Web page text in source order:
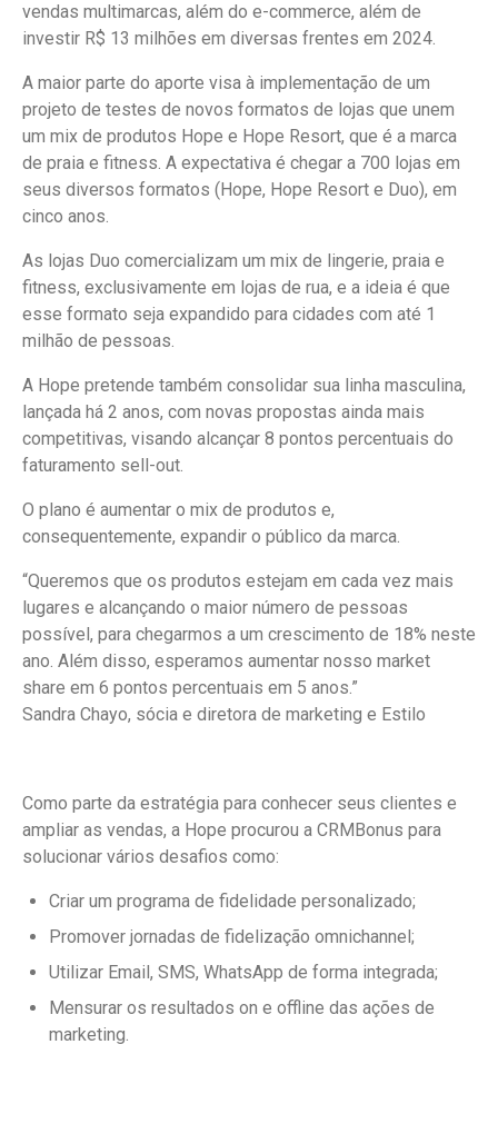
vendas multimarcas, além do e-commerce, além de
investir R$ 13 milhões em diversas frentes em 2024.
A maior parte do aporte visa à implementação de um
projeto de testes de novos formatos de lojas que unem
um mix de produtos Hope e Hope Resort, que é a marca
de praia e fitness. A expectativa é chegar a 700 lojas em
seus diversos formatos (Hope, Hope Resort e Duo), em
cinco anos.
As lojas Duo comercializam um mix de lingerie, praia e
fitness, exclusivamente em lojas de rua, e a ideia é que
esse formato seja expandido para cidades com até 1
milhão de pessoas.
A Hope pretende também consolidar sua linha masculina,
lançada há 2 anos, com novas propostas ainda mais
competitivas, visando alcançar 8 pontos percentuais do
faturamento sell-out.
O plano é aumentar o mix de produtos e,
consequentemente, expandir o público da marca.
“Queremos que os produtos estejam em cada vez mais
lugares e alcançando o maior número de pessoas
possível, para chegarmos a um crescimento de 18% neste
ano. Além disso, esperamos aumentar nosso market
share em 6 pontos percentuais em 5 anos.”
Sandra Chayo, sócia e diretora de marketing e Estilo
Como parte da estratégia para conhecer seus clientes e
ampliar as vendas, a Hope procurou a CRMBonus para
solucionar vários desafios como:
Criar um programa de fidelidade personalizado;
Promover jornadas de fidelização omnichannel;
Utilizar Email, SMS, WhatsApp de forma integrada;
Mensurar os resultados on e offline das ações de
marketing.